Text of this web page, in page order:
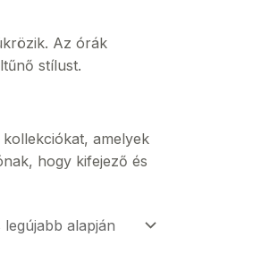
Az órák
stílust.
amelyek
hogy kifejező és